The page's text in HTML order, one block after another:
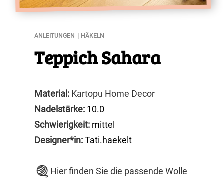
ANLEITUNGEN HÄKELN
Teppich Sahara
Material: Kartopu Home Decor
Nadelstärke: 10.0
Schwierigkeit: mittel
Designer*in:Tati.haekelt
Hier finden Sie die passende Wolle